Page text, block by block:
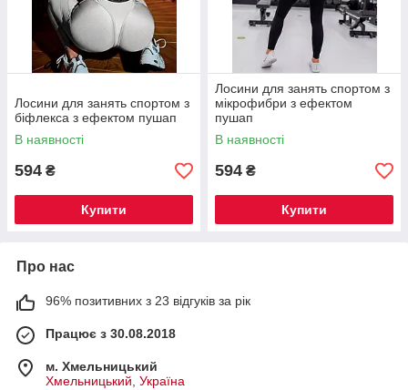
Лосини для занять спортом з
біфлекса з ефектом пушап
В наявності
594 ₴
Купити
Лосини для занять спортом з
мікрофибри з ефектом
пушап
В наявності
594 ₴
Купити
Про нас
96% позитивних з 23 відгуків за рік
Працює з 30.08.2018
м. Хмельницький
Хмельницький, Україна